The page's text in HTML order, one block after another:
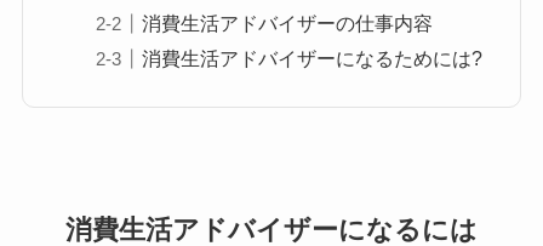
消費生活アドバイザーの仕事内容
消費生活アドバイザーになるためには?
消費生活アドバイザーになるには